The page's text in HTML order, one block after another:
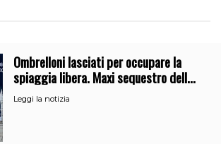
Ombrelloni lasciati per occupare la
spiaggia libera. Maxi sequestro della
Guardia Costiera
Leggi la notizia